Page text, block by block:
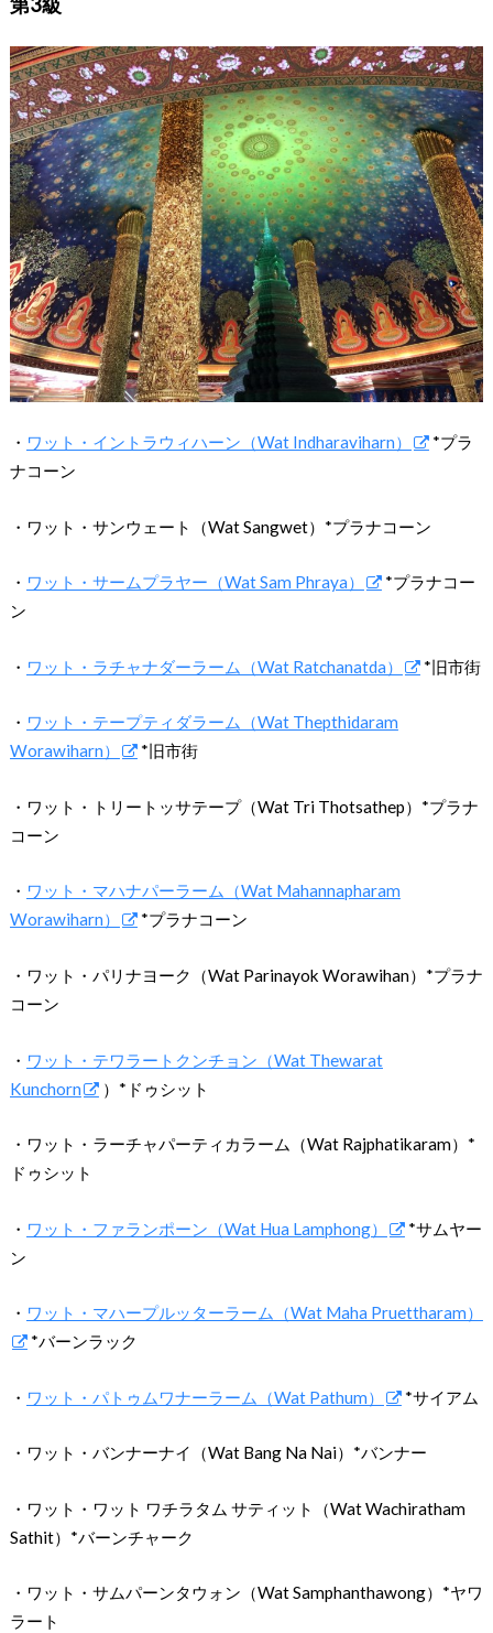
・ ワット・イントラウィハーン（Wat Indharaviharn）
*プラ
ナコーン
・ワット・サンウェート（Wat Sangwet）*プラナコーン
・ ワット・サームプラヤー（Wat Sam Phraya）
*プラナコー
ン
・ ワット・ラチャナダーラーム（Wat Ratchanatda） *旧市街
・ ワット・テープティダラーム（Wat Thepthidaram
Worawiharn）
*旧市街
・ワット・トリートッサテープ（Wat Tri Thotsathep）*プラナ
コーン
・ ワット・マハナパーラーム（Wat Mahannapharam
Worawiharn）
*プラナコーン
・ワット・パリナヨーク（Wat Parinayok Worawihan）*プラナ
コーン
・ ワット・テワラートクンチョン（Wat Thewarat
Kunchorn
）*ドゥシット
・ワット・ラーチャパーティカラーム（Wat Rajphatikaram）*
ドゥシット
・ ワット・ファランポーン（Wat Hua Lamphong）
*サムヤー
ン
・ ワット・マハープルッターラーム（Wat Maha Pruettharam）
*バーンラック
・ ワット・パトゥムワナーラーム（Wat Pathum） *サイアム
・ワット・バンナーナイ（Wat Bang Na Nai）*バンナー
・ワット・ワット ワチラタム サティット（Wat Wachiratham
Sathit）*バーンチャーク
・ワット・サムパーンタウォン（Wat Samphanthawong）*ヤワ
ラート